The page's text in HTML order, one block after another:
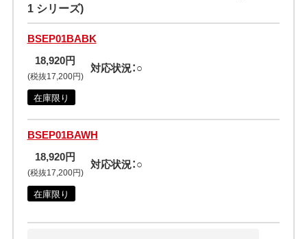
1 シリーズ)
BSEP01BABK
18,920円
(税抜17,200円)
対応状況：○
在庫限り
BSEP01BAWH
18,920円
(税抜17,200円)
対応状況：○
在庫限り